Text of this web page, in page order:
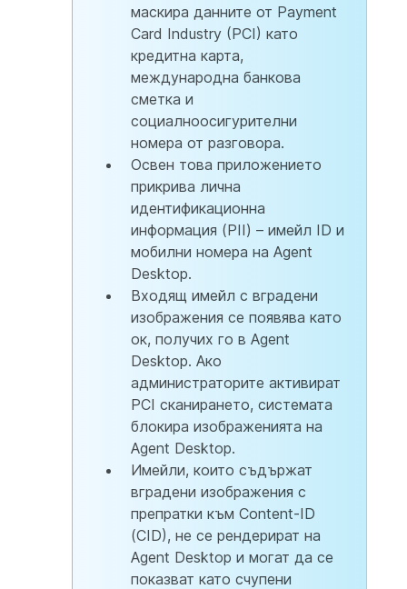
маскира данните от Payment
Card Industry (PCI) като
кредитна карта,
международна банкова
сметка и
социалноосигурителни
номера от разговора.
Освен това приложението
прикрива лична
идентификационна
информация (PII) – имейл ID и
мобилни номера на Agent
Desktop.
Входящ имейл с вградени
изображения се появява като
ок, получих го в Agent
Desktop. Ако
администраторите активират
PCI сканирането, системата
блокира изображенията на
Agent Desktop.
Имейли, които съдържат
вградени изображения с
препратки към Content-ID
(CID), не се рендерират на
Agent Desktop и могат да се
показват като счупени